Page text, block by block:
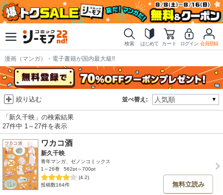
検索 はじめて カート ログイン 会員登録
漫画（マンガ）・電子書籍が国内最大級!!
並べ替え:
絞り込む
「新久千映」の検索結果
27件中 1～27件を表示
ワカコ酒
新久千映
青年マンガ、ゼノンコミックス
1～26巻
562pt～700pt
(4.2)
投稿数164件
無料立読み